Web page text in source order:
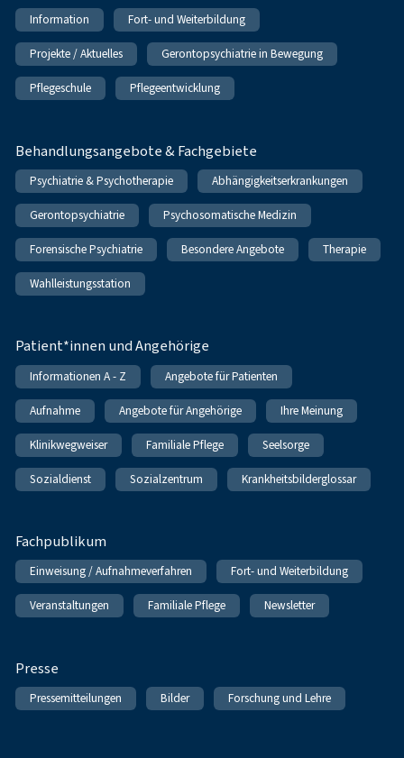
Information Fort- und Weiterbildung
Projekte / Aktuelles Gerontopsychiatrie in Bewegung
Pflegeschule Pflegeentwicklung
Behandlungsangebote & Fachgebiete
Psychiatrie & Psychotherapie Abhängigkeitserkrankungen
Gerontopsychiatrie Psychosomatische Medizin
Forensische Psychiatrie Besondere Angebote Therapie
Wahlleistungsstation
Patient*innen und Angehörige
Informationen A - Z Angebote für Patienten
Aufnahme Angebote für Angehörige Ihre Meinung
Klinikwegweiser Familiale Pflege Seelsorge
Sozialdienst Sozialzentrum Krankheitsbilderglossar
Fachpublikum
Einweisung / Aufnahmeverfahren Fort- und Weiterbildung
Veranstaltungen Familiale Pflege Newsletter
Presse
Pressemitteilungen Bilder Forschung und Lehre